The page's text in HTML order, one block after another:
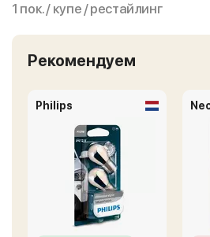
1 пок. / купе / рестайлинг
Рекомендуем
Philips